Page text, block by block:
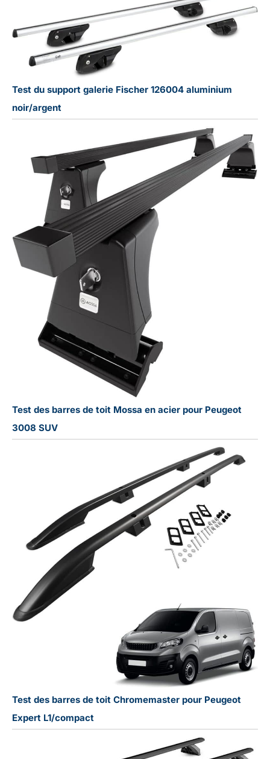
Test du support galerie Fischer 126004 aluminium
noir/argent
Test des barres de toit Mossa en acier pour Peugeot
3008 SUV
Test des barres de toit Chromemaster pour Peugeot
Expert L1/compact